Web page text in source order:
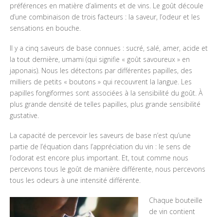
préférences en matière d’aliments et de vins. Le goût découle
d’une combinaison de trois facteurs : la saveur, l’odeur et les
sensations en bouche.
Il y a cinq saveurs de base connues : sucré, salé, amer, acide et
la tout dernière, umami (qui signifie « goût savoureux » en
japonais). Nous les détectons par différentes papilles, des
milliers de petits « boutons » qui recouvrent la langue. Les
papilles fongiformes sont associées à la sensibilité du goût. À
plus grande densité de telles papilles, plus grande sensibilité
gustative.
La capacité de percevoir les saveurs de base n’est qu’une
partie de l’équation dans l’appréciation du vin : le sens de
l’odorat est encore plus important. Et, tout comme nous
percevons tous le goût de manière différente, nous percevons
tous les odeurs à une intensité différente.
Chaque bouteille
de vin contient